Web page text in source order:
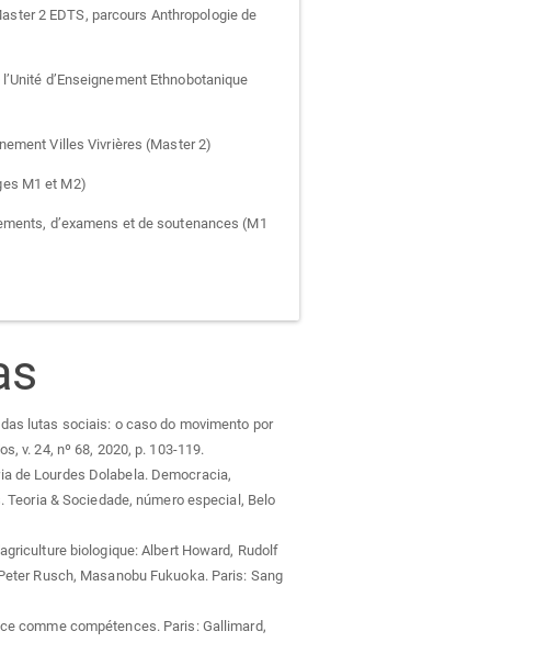
2 EDTS, parcours Anthropologie de
d’Enseignement Ethnobotanique
Villes Vivrières (Master 2)
M1 et M2)
d’examens et de soutenances (M1
lutas sociais: o caso do movimento por
v. 24, nº 68, 2020, p. 103-119.
de Lourdes Dolabela. Democracia,
& Sociedade, número especial, Belo
biologique: Albert Howard, Rudolf
Rusch, Masanobu Fukuoka. Paris: Sang
comme compétences. Paris: Gallimard,